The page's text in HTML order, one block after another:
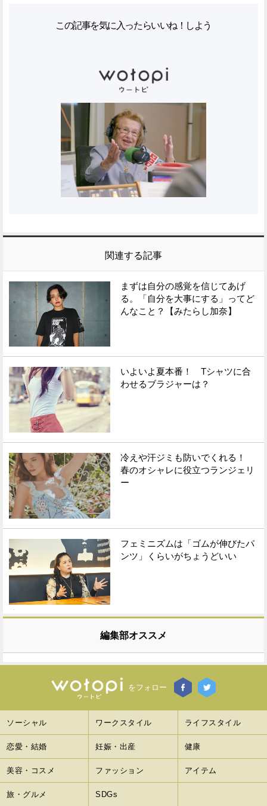
この記事を気に入ったらいいね！しよう
関連する記事
まずは自分の感覚を信じてあげ
る。「自分を大事にする」ってど
んなこと？【みたらし加奈】
いよいよ夏本番！ Tシャツに合
わせるブラジャーは？
冷えや汗ジミも防いでくれる！
春のオシャレに役立つランジェリ
ー
フェミニズムは「ゴムが伸びたパ
ンツ」くらいがちょうどいい
編集部オススメ
をフォロー
ソーシャル ワークスタイル ライフスタイル
恋愛・結婚 妊娠・出産 健康
美容・コスメ ファッション アイテム
旅・グルメ SDGs